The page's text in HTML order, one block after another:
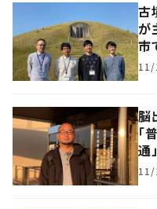
古
が
市
11/
脳
「
通」
11/